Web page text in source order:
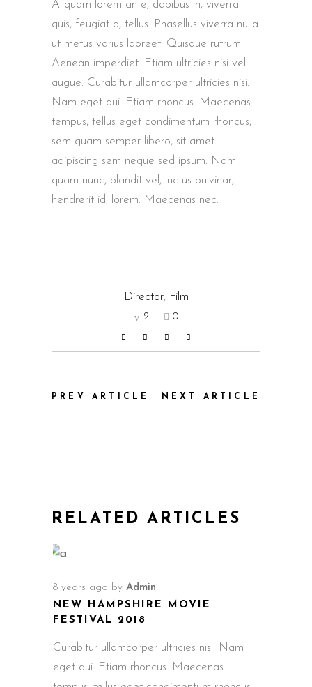
Aliquam lorem ante, dapibus in, viverra
quis, feugiat a, tellus. Phasellus viverra nulla
ut metus varius laoreet. Quisque rutrum.
Aenean imperdiet. Etiam ultricies nisi vel
augue. Curabitur ullamcorper ultricies nisi.
Nam eget dui. Etiam rhoncus. Maecenas
tempus, tellus eget condimentum rhoncus,
sem quam semper libero, sit amet
adipiscing sem neque sed ipsum. Nam
quam nunc, blandit vel, luctus pulvinar,
hendrerit id, lorem. Maecenas nec.
Director, Film
2 0
PREV ARTICLE NEXT ARTICLE
RELATED ARTICLES
8 years ago by Admin
NEW HAMPSHIRE MOVIE
FESTIVAL 2018
Curabitur ullamcorper ultricies nisi. Nam
eget dui. Etiam rhoncus. Maecenas